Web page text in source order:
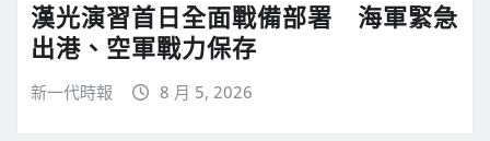
漢光演習首日全面戰備部署 海軍緊急
出港、空軍戰力保存
新一代時報 8 月 5, 2026